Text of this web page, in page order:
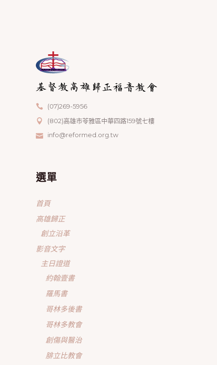
(07)269-5956
(802)高雄市苓雅區中華四路159號七樓
info@reformed.org.tw
選單
首頁
高雄歸正
創立沿革
影音文字
主日證道
約翰壹書
羅馬書
哥林多後書
哥林多教會
創傷與醫治
腓立比教會